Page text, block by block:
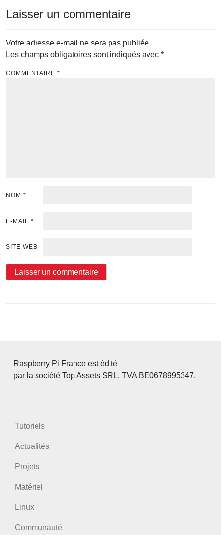
Laisser un commentaire
Votre adresse e-mail ne sera pas publiée.
Les champs obligatoires sont indiqués avec *
COMMENTAIRE *
NOM *
E-MAIL *
SITE WEB
Raspberry Pi France est édité
par la société Top Assets SRL. TVA BE0678995347.
Tutoriels
Actualités
Projets
Matériel
Linux
Communauté